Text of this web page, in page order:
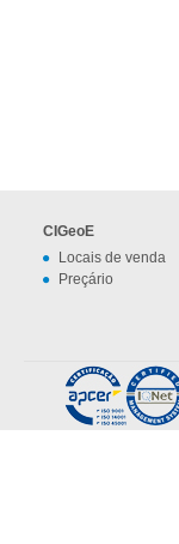
CIGeoE
Locais de venda
Preçário